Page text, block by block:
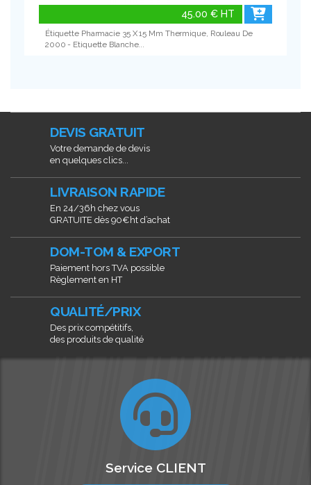
45.00 € HT
Étiquette Pharmacie 35 X 15 Mm Thermique, Rouleau De
2000 - Etiquette Blanche...
DEVIS GRATUIT
Votre demande de devis
en quelques clics...
LIVRAISON RAPIDE
En 24/36h chez vous
GRATUITE dès 90€ht d’achat
DOM-TOM & EXPORT
Paiement hors TVA possible
Règlement en HT
QUALITÉ/PRIX
Des prix compétitifs,
des produits de qualité
Service CLIENT